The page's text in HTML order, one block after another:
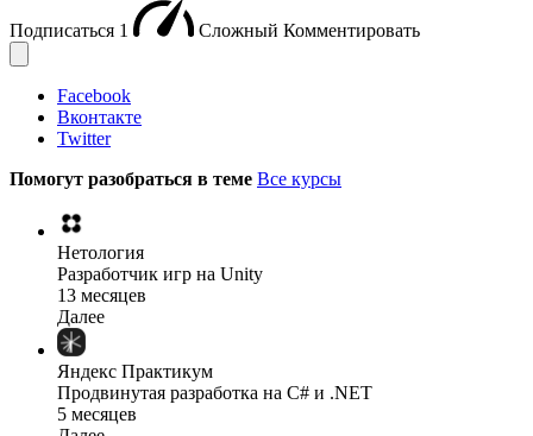
Подписаться 1 Сложный Комментировать
Facebook
Вконтакте
Twitter
Помогут разобраться в теме Все курсы
Нетология
Разработчик игр на Unity
13 месяцев
Далее
Яндекс Практикум
Продвинутая разработка на C# и .NET
5 месяцев